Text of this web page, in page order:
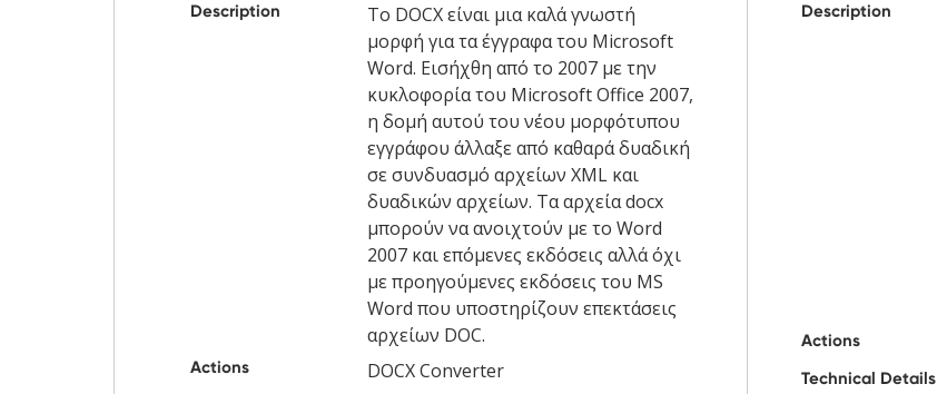
Description
Το DOCX είναι μια καλά γνωστή
μορφή για τα έγγραφα του Microsoft
Word. Εισήχθη από το 2007 με την
κυκλοφορία του Microsoft Office 2007,
η δομή αυτού του νέου μορφότυπου
εγγράφου άλλαξε από καθαρά δυαδική
σε συνδυασμό αρχείων XML και
δυαδικών αρχείων. Τα αρχεία docx
μπορούν να ανοιχτούν με το Word
2007 και επόμενες εκδόσεις αλλά όχι
με προηγούμενες εκδόσεις του MS
Word που υποστηρίζουν επεκτάσεις
αρχείων DOC.
Actions DOCX Converter
Description
Actions
Technical Details